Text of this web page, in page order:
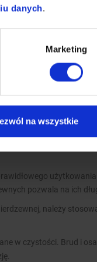
danych.
Marketing
na wszystkie
i
i krajowych
wyrobów.
nierdzewnej AISI 430,
ze stali
wykonane z tego
w standardzie
pozwala na ich
należy
w czystości. Brud i